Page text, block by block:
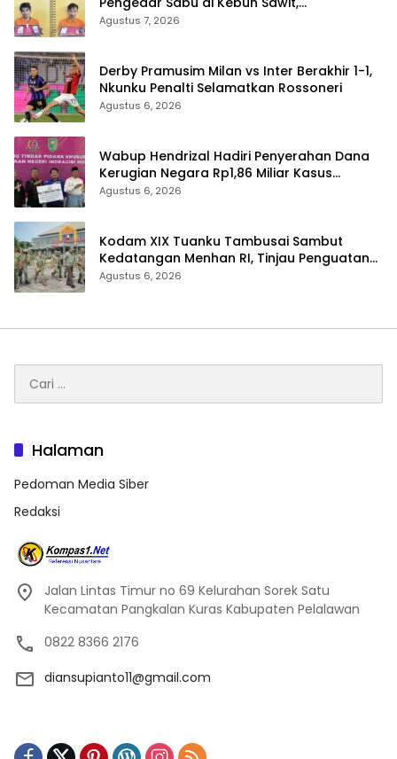
Satresnarkoba Polres Inhu Ringkus Dua
Agustus 7, 2026
Derby Pramusim Milan vs Inter Berakhir 1-1,
Nkunku Penalti Selamatkan Rossoneri
Agustus 6, 2026
Wabup Hendrizal Hadiri Penyerahan Dana
Kerugian Negara Rp1,86 Miliar Kasus
Korupsi BPR Indra Arta
Agustus 6, 2026
Kodam XIX Tuanku Tambusai Sambut
Kedatangan Menhan RI, Tinjau Penguatan
Yonif TP di Bengkalis dan Kampar
Agustus 6, 2026
untuk:
Halaman
Pedoman Media Siber
Redaksi
Jalan Lintas Timur no 69 Kelurahan Sorek Satu
Kecamatan Pangkalan Kuras Kabupaten Pelalawan
0822 8366 2176
diansupianto11@gmail.com